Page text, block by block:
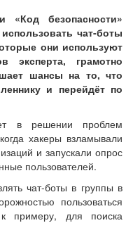
«Код безопасности»
чат-боты
они используют
грамотно
шансы на то, что
и перейдёт по
в решении проблем
хакеры взламывали
и запускали опрос
пользователей.
чат-боты в группы в
пользоваться
примеру, для поиска